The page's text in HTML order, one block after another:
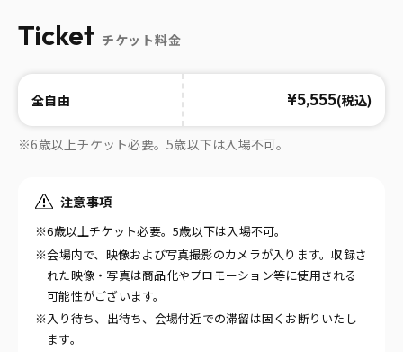
Ticket チケット料金
全自由 ¥5,555(税込)
※6歳以上チケット必要。5歳以下は入場不可。
注意事項
※6歳以上チケット必要。5歳以下は入場不可。
※会場内で、映像および写真撮影のカメラが入ります。収録さ
れた映像・写真は商品化やプロモーション等に使用される
可能性がございます。
※入り待ち、出待ち、会場付近での滞留は固くお断りいたし
ます。